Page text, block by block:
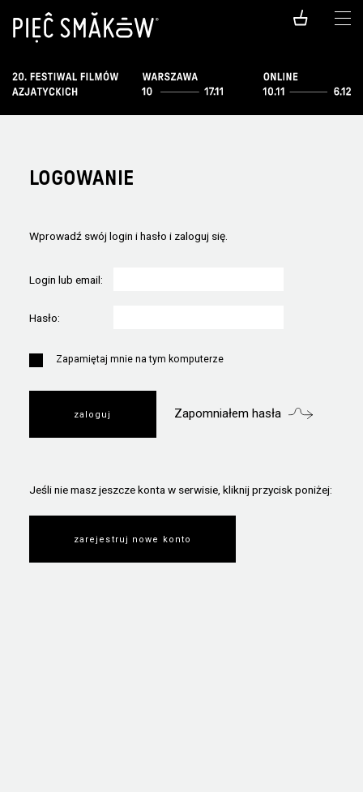
LOGOWANIE
Wprowadź swój login i hasło i zaloguj się.
Login lub email:
Hasło:
Zapamiętaj mnie na tym komputerze
Zapomniałem hasła
Jeśli nie masz jeszcze konta w serwisie, kliknij przycisk poniżej:
zarejestruj nowe konto